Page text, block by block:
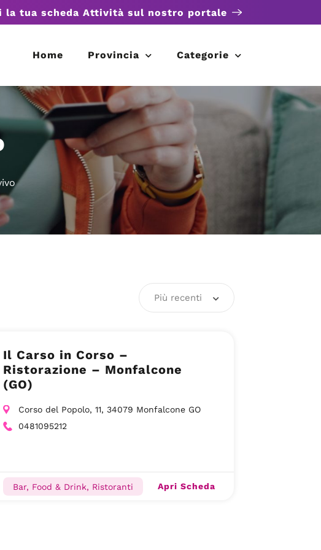
la tua scheda Attività sul nostro portale
Home Provincia Categorie
Più recenti
Il Carso in Corso –
Ristorazione – Monfalcone
(GO)
Corso del Popolo, 11, 34079 Monfalcone GO
0481095212
Bar, Food & Drink, Ristoranti Apri Scheda